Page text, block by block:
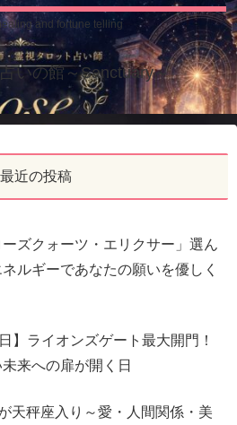
and fortune telling
いの館～Sanctuary～
最近の投稿
ズクォーツ・エリクサー」選ん
ルギーであなたの願いを優しく
】ライオンズゲート最大開門！
来への扉が開く日
天秤座入り～愛・人間関係・美